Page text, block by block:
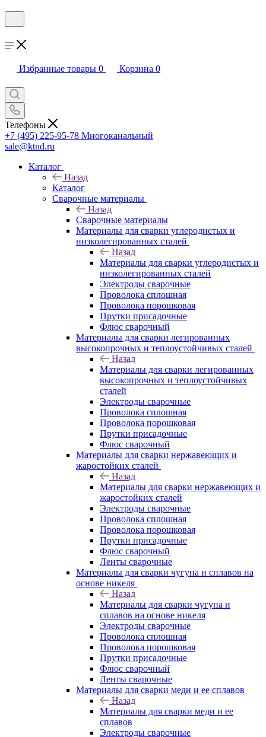
Избранные товары 0 Корзина 0
Телефоны
+7 (495) 225-95-78 Многоканальный
sale@ktnd.ru
Каталог
Назад
Каталог
Сварочные материалы
Назад
Сварочные материалы
Материалы для сварки углеродистых и
низколегированных сталей
Назад
Материалы для сварки углеродистых и
низколегированных сталей
Электроды сварочные
Проволока сплошная
Проволока порошковая
Прутки присадочные
Флюс сварочный
Материалы для сварки легированных
высокопрочных и теплоустойчивых сталей
Назад
Материалы для сварки легированных
высокопрочных и теплоустойчивых
сталей
Электроды сварочные
Проволока сплошная
Проволока порошковая
Прутки присадочные
Флюс сварочный
Материалы для сварки нержавеющих и
жаростойких сталей
Назад
Материалы для сварки нержавеющих и
жаростойких сталей
Электроды сварочные
Проволока сплошная
Проволока порошковая
Прутки присадочные
Флюс сварочный
Ленты сварочные
Материалы для сварки чугуна и сплавов на
основе никеля
Назад
Материалы для сварки чугуна и
сплавов на основе никеля
Электроды сварочные
Проволока сплошная
Проволока порошковая
Прутки присадочные
Флюс сварочный
Ленты сварочные
Материалы для сварки меди и ее сплавов
Назад
Материалы для сварки меди и ее
сплавов
Электроды сварочные